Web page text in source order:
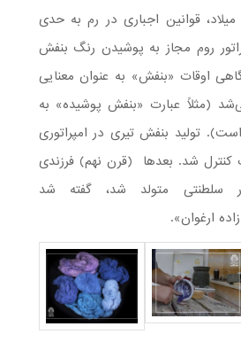
قوانین اجباری در رم به حدی
روم مجاز به پوشیدن رنگ بنفش
اوقات «بنفش» به عنوان معنایی
(مثلاً عبارت «بنفش پوشیده» به
تولید بنفش تیری در امپراتوری
شد. بعدها (قرن نهم) فرزندی
سلطنتی متولد شد، گفته شد
ارغوان».